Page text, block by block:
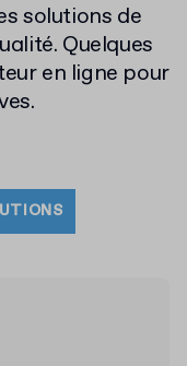
solutions de
Quelques
en ligne pour